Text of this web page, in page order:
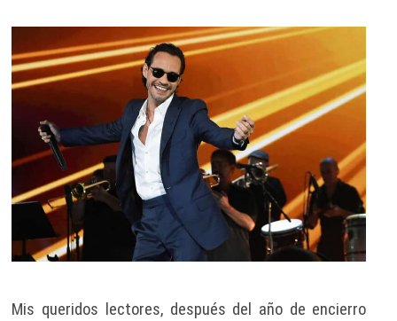
Mis queridos lectores, después del año de encierro